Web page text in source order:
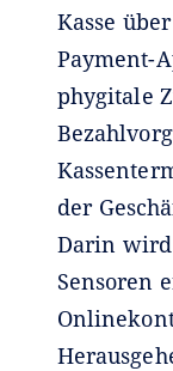
Kasse
Payment-
phygitale
der
Darin
Sensoren